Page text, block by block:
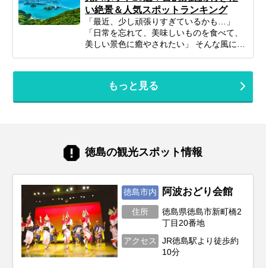
い絶景＆人気スポットランキング
「最近、少し頑張りすぎているかも…」
「日常を忘れて、美味しいものを食べて、
美しい景色に癒やされたい」 そんな風に感
島の大迫力の自然、そして高知の透き通る
清流と、4県それぞれに全く異なる魅力が
はずです。 この記事では、プロのツアーコ
ーディネーターが、2026年の最新トレンド
一つずつ厳選してご紹介します。あなたの
旅を彩るヒントが、きっとここに見つかり
ます。
もっと見る
徳島の観光スポット情報
徳島市内 阿波おどり会館
住所
徳島県徳島市新町橋2
丁目20番地
アクセス
JR徳島駅より徒歩約
10分